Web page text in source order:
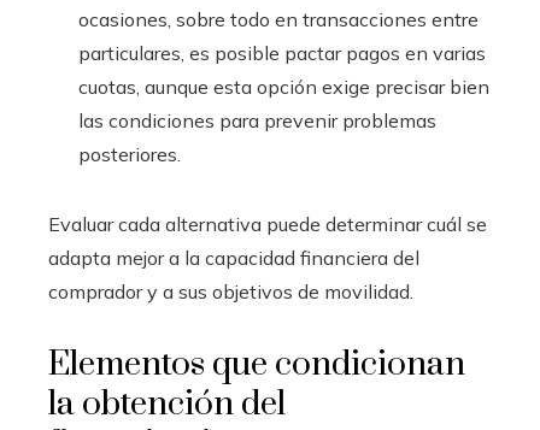
ocasiones, sobre todo en transacciones entre
particulares, es posible pactar pagos en varias
cuotas, aunque esta opción exige precisar bien
las condiciones para prevenir problemas
posteriores.
Evaluar cada alternativa puede determinar cuál se
adapta mejor a la capacidad financiera del
comprador y a sus objetivos de movilidad.
Elementos que condicionan
la obtención del